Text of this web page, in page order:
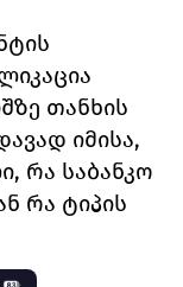
თანხის
იმისა,
რა საბანკო
რა ტიპის